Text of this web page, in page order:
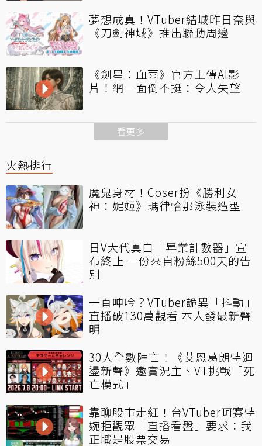
夢想成真！VTuber結城昨日奈與
《刀劍神域》推出聯動周邊
《劍星：血雨》官方上傳AI影
片！網一面倒不挺：令人失望
看更多
火熱排行
魔鬼身材！Coser扮《勝利女
神：妮姬》瑪律恰那泳裝造型
日V大代真白「畢業計數器」宣
布終止 一份來自粉絲500天的告
別
一直呻吟？VTuber詭異「抖動」
直播破130萬觀看 本人發最新聲
明
30人全數陣亡！《艾恩葛朗特迴
盪新聲》邀實況主、VT挑戰「死
亡模式」
靠聊股市走紅！台VTuber珂賽特
婉拒觀眾「直播看盤」要求：我
正職是股票交易